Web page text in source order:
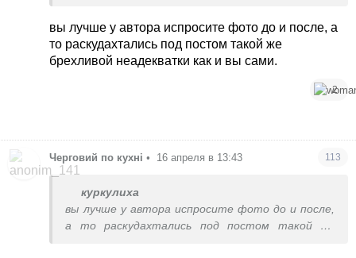
тіло, а ті часи, коли ви були іншою.
На фото просто худе тіло, а не красива
струнка фігура, тому заспокойтеся і не
вы лучше у автора испросите фото до и после, а
то раскудахтались под постом такой же
брехливой неадекватки как и вы сами.
2
Черговий по кухні • 16 апреля в 13:43 113
куркулиха
вы лучше у автора испросите фото до и после,
а то раскудахтались под постом такой же